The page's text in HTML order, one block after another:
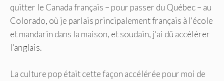
quitter le Canada français – pour passer du Québec – au
Colorado, où je parlais principalement français à l'école
et mandarin dans la maison, et soudain, j'ai dû accélérer
l'anglais.
La culture pop était cette façon accélérée pour moi de